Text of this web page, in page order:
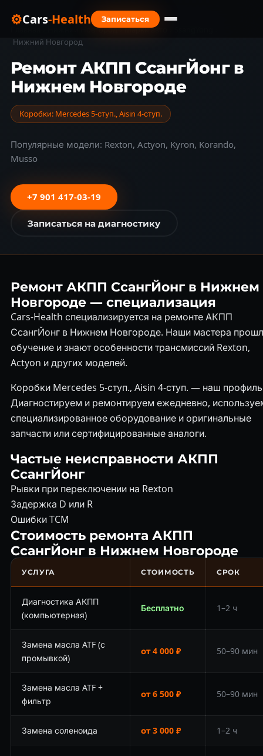
⚙Cars-Health
Записаться
Нижний Новгород › Марки авто
Нижний Новгород
Ремонт АКПП СсангЙонг в
Нижнем Новгороде
Коробки: Mercedes 5-ступ., Aisin 4-ступ.
Популярные модели: Rexton, Actyon, Kyron, Korando,
Musso
+7 901 417-03-19
Записаться на диагностику
Ремонт АКПП СсангЙонг в Нижнем
Новгороде — специализация
Cars-Health специализируется на ремонте АКПП
СсангЙонг в Нижнем Новгороде. Наши мастера
обучение и знают особенности трансмиссий Rexton,
Actyon и других моделей.
Коробки Mercedes 5-ступ., Aisin 4-ступ. — наш
Диагностируем и ремонтируем ежедневно,
специализированное оборудование и оригинальные
запчасти или сертифицированные аналоги.
Частые неисправности АКПП
СсангЙонг
Рывки при переключении на Rexton
Задержка D или R
Ошибки TCM
Стоимость ремонта АКПП
СсангЙонг в Нижнем Новгороде
УСЛУГА СТОИМОСТЬ СРОК
Диагностика АКПП
(компьютерная)
Бесплатно 1–2 ч
Замена масла ATF (с
промывкой)
от 4 000 ₽ 50–90 мин
Замена масла ATF +
фильтр
от 6 500 ₽ 50–90 мин
Замена соленоида от 3 000 ₽ 1–2 ч